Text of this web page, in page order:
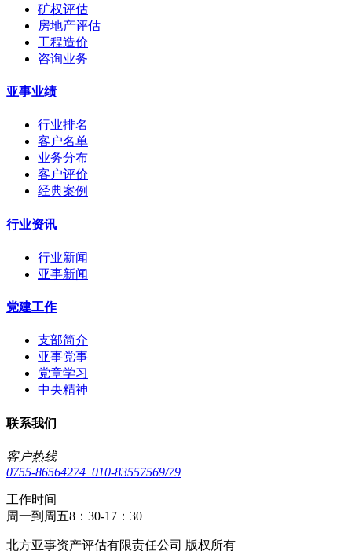
矿权评估
房地产评估
工程造价
咨询业务
亚事业绩
行业排名
客户名单
业务分布
客户评价
经典案例
行业资讯
行业新闻
亚事新闻
党建工作
支部简介
亚事党事
党章学习
中央精神
联系我们
客户热线
0755-86564274 010-83557569/79
工作时间
周一到周五8：30-17：30
北方亚事资产评估有限责任公司 版权所有